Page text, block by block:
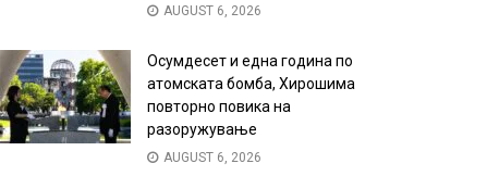
AUGUST 6, 2026
Осумдесет и една година по
атомската бомба, Хирошима
повторно повика на
разоружување
AUGUST 6, 2026